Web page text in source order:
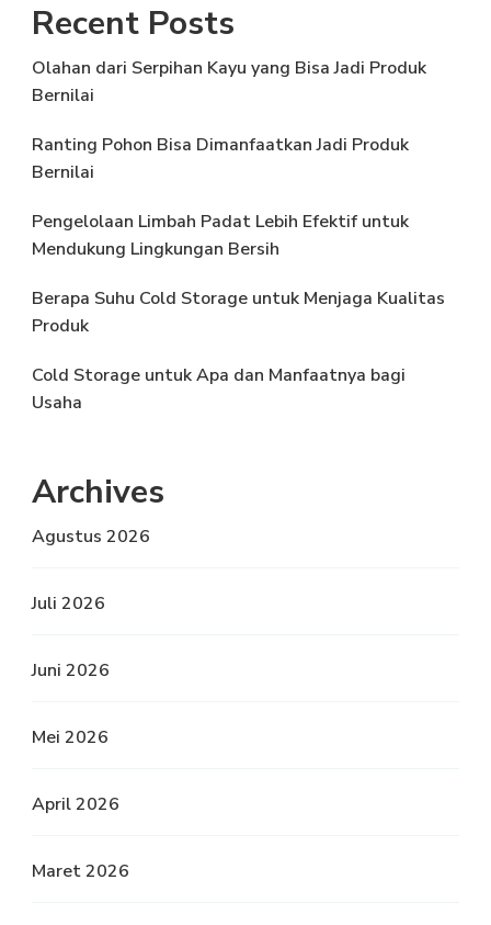
Recent Posts
Olahan dari Serpihan Kayu yang Bisa Jadi Produk
Bernilai
Ranting Pohon Bisa Dimanfaatkan Jadi Produk
Bernilai
Pengelolaan Limbah Padat Lebih Efektif untuk
Mendukung Lingkungan Bersih
Berapa Suhu Cold Storage untuk Menjaga Kualitas
Produk
Cold Storage untuk Apa dan Manfaatnya bagi
Usaha
Archives
Agustus 2026
Juli 2026
Juni 2026
Mei 2026
April 2026
Maret 2026